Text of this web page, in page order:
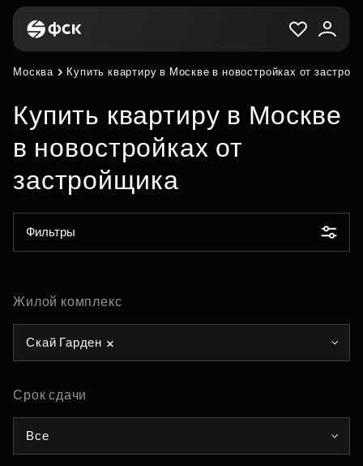
Москва Купить квартиру в Москве в новостройках от
Купить квартиру в Москве
в новостройках от
застройщика
Фильтры
Жилой комплекс
Скай Гарден
Срок сдачи
Все